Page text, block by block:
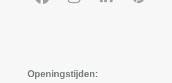
Facebook
Instagram
LinkedIn
Openingstijden: